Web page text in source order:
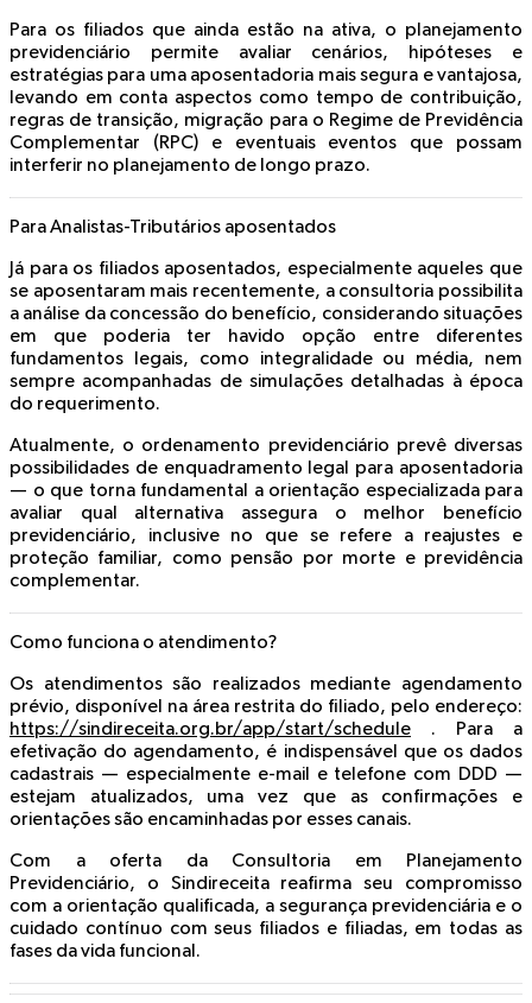
Para os filiados que ainda estão na ativa, o planejamento
previdenciário permite avaliar cenários, hipóteses e
estratégias para uma aposentadoria mais segura e vantajosa,
levando em conta aspectos como tempo de contribuição,
regras de transição, migração para o Regime de Previdência
Complementar (RPC) e eventuais eventos que possam
interferir no planejamento de longo prazo.
Para Analistas-Tributários aposentados
Já para os filiados aposentados, especialmente aqueles que
se aposentaram mais recentemente, a consultoria possibilita
a análise da concessão do benefício, considerando situações
em que poderia ter havido opção entre diferentes
fundamentos legais, como integralidade ou média, nem
sempre acompanhadas de simulações detalhadas à época
do requerimento.
Atualmente, o ordenamento previdenciário prevê diversas
possibilidades de enquadramento legal para aposentadoria
— o que torna fundamental a orientação especializada para
avaliar qual alternativa assegura o melhor benefício
previdenciário, inclusive no que se refere a reajustes e
proteção familiar, como pensão por morte e previdência
complementar.
Como funciona o atendimento?
Os atendimentos são realizados mediante agendamento
prévio, disponível na área restrita do filiado, pelo endereço:
https://sindireceita.org.br/app/start/schedule . Para a
efetivação do agendamento, é indispensável que os dados
cadastrais — especialmente e-mail e telefone com DDD —
estejam atualizados, uma vez que as confirmações e
orientações são encaminhadas por esses canais.
Com a oferta da Consultoria em Planejamento
Previdenciário, o Sindireceita reafirma seu compromisso
com a orientação qualificada, a segurança previdenciária e o
cuidado contínuo com seus filiados e filiadas, em todas as
fases da vida funcional.